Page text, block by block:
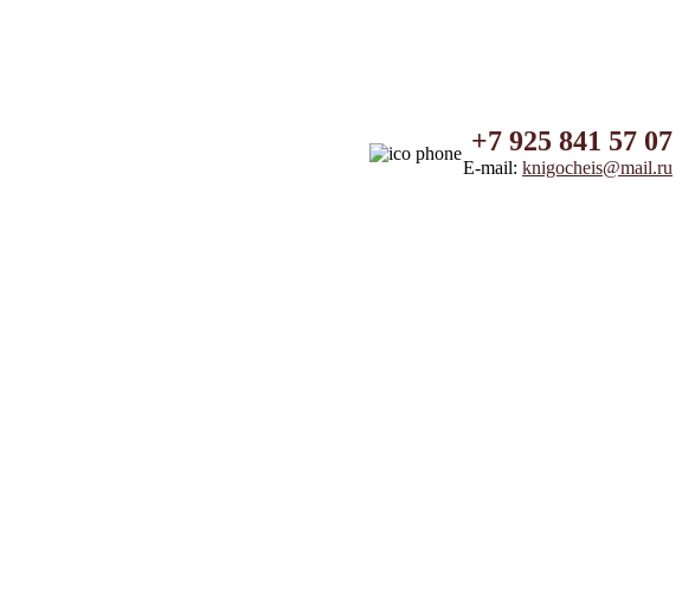
+7 925 841 57 07
E-mail: knigocheis@mail.ru